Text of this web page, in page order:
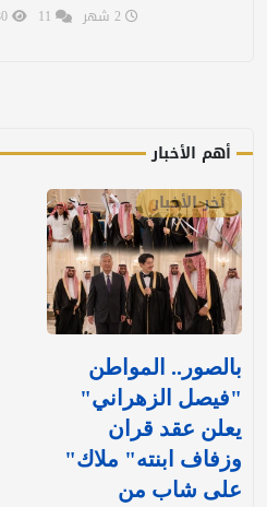
أهم الأخبار
آخر الأخبار
بالصور.. المواطن
"فيصل الزهراني"
يعلن عقد قران
وزفاف ابنته" ملاك"
على شاب من